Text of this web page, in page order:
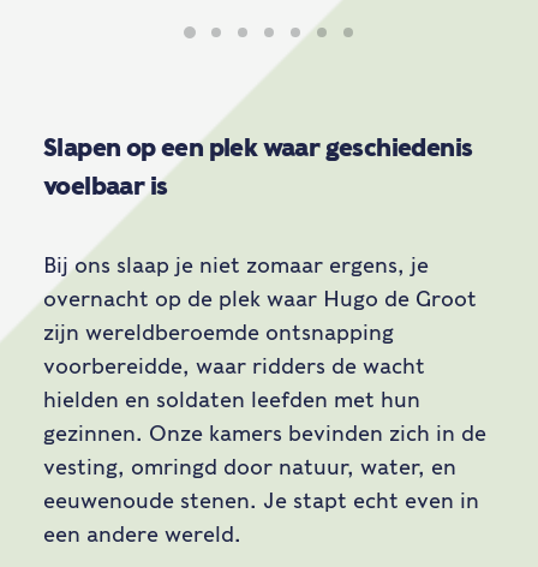
Slapen op een plek waar geschiedenis
voelbaar is
Bij ons slaap je niet zomaar ergens, je
overnacht op de plek waar Hugo de Groot
zijn wereldberoemde ontsnapping
voorbereidde, waar ridders de wacht
hielden en soldaten leefden met hun
gezinnen. Onze kamers bevinden zich in de
vesting, omringd door natuur, water, en
eeuwenoude stenen. Je stapt echt even in
een andere wereld.